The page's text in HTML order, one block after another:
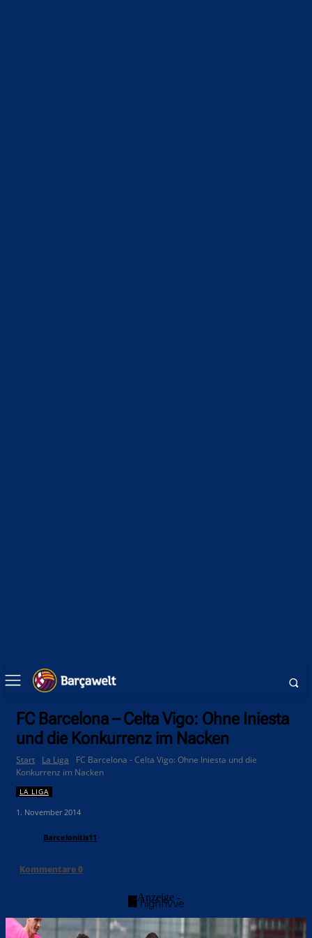
FC Barcelona – Celta Vigo: Ohne Iniesta
und die Konkurrenz im Nacken
Start La Liga
FC Barcelona - Celta Vigo: Ohne Iniesta und die
Konkurrenz im Nacken
LA LIGA
1. November 2014
Barcelonitis11
Kommentare0
- Anzeige -